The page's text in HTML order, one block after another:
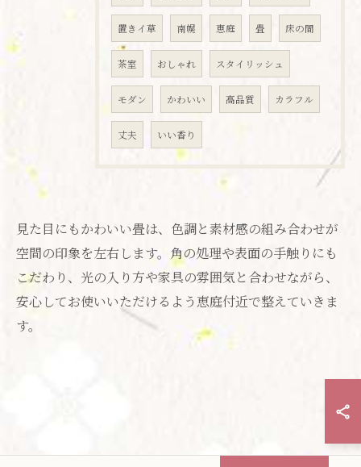
置きイ草 南幌 恵庭 畳 床の間
茶室 おしゃれ スタイリッシュ
モダン かわいい 高品質 カラフル
丈夫 いい香り
見た目にもかわいい畳は、色調と素材感の組み合わせが
空間の印象を左右します。角の処理や表面の手触りにも
こだわり、光の入り方や家具の雰囲気と合わせながら、
安心してお使いいただけるよう恵庭付近で整えていきま
す。
お問い合わせはこちら